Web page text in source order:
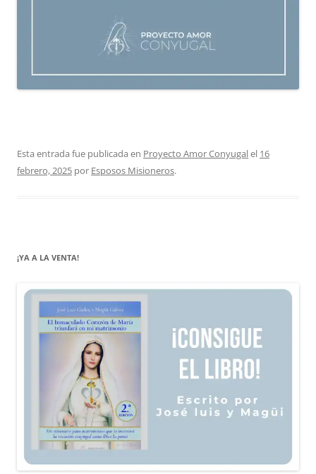
Esta entrada fue publicada en Proyecto Amor Conyugalel 16
febrero, 2025 por Esposos Misioneros.
¡YA A LA VENTA!